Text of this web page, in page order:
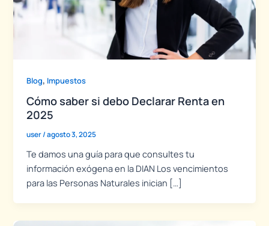
Blog, Impuestos
Cómo saber si debo Declarar Renta en
2025
user/agosto 3, 2025
Te damos una guía para que consultes tu
información exógena en la DIAN Los vencimientos
para las Personas Naturales inician […]